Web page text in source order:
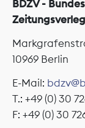
BDZV -
10969 Berlin
E-Mail:
T.: +49 (0) 30
F: +49 (0) 30